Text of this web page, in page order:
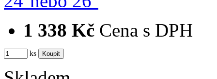
1 338 Kč Cena s DPH
ks